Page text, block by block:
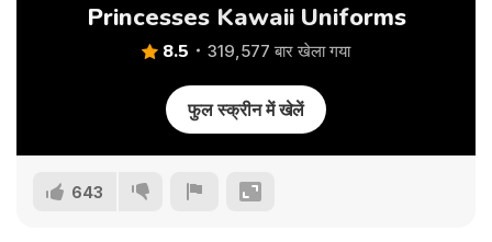
Princesses Kawaii Uniforms
8.5 319,577 बार खेला गया
फुल स्क्रीन में खेलें
643